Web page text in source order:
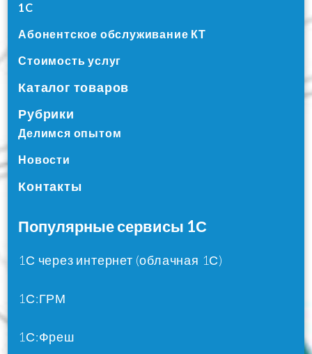
1C
Абонентское обслуживание КТ
Стоимость услуг
Каталог товаров
Рубрики
Делимся опытом
Новости
Контакты
Популярные сервисы 1С
1С через интернет (облачная 1С)
1С:ГРМ
1С:Фреш